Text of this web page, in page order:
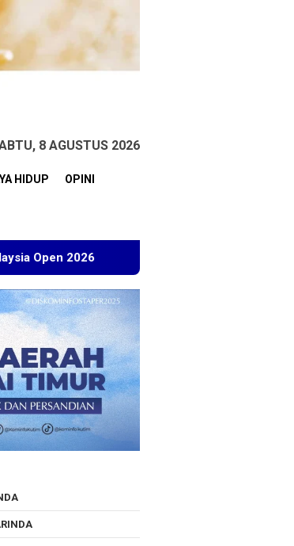
8 AGUSTUS 2026
HIDUP OPINI
Kuasa Hukum BT Minta Dakwaan Korupsi